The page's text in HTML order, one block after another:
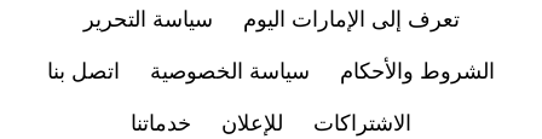
تعرف إلى الإمارات اليوم سياسة التحرير
الشروط والأحكام سياسة الخصوصية اتصل بنا
الاشتراكات للإعلان خدماتنا